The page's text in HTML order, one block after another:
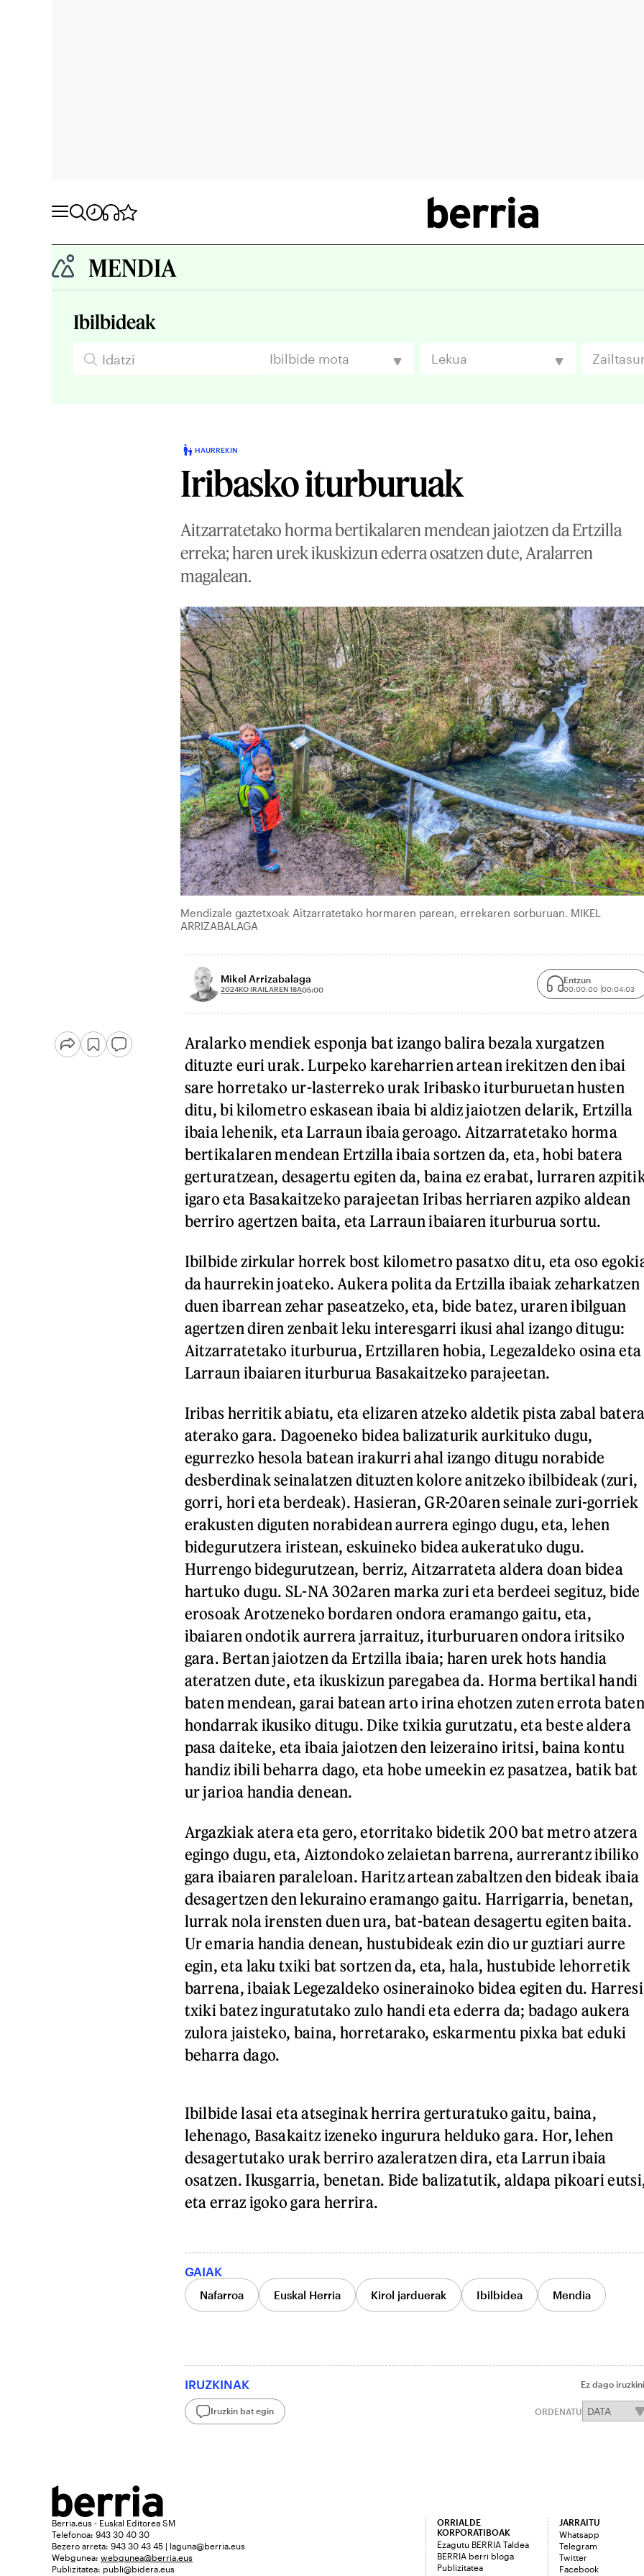
MENDIA
Ibilbideak
Ibilbide mota Lekua
HAURREKIN
Iribasko iturburuak
Aitzarratetako horma bertikalaren mendean jaiotzen da Ertzilla
erreka; haren urek ikuskizun ederra osatzen dute, Aralarren
magalean.
Mendizale gaztetxoak Aitzarratetako hormaren parean, errekaren sorburuan. MIKEL
ARRIZABALAGA
Mikel Arrizabalaga
2024KO IRAILAREN 18A05:00
Entzun
00:00:00 00:04:03
Aralarko mendiek esponja bat izango balira bezala xurgatzen
dituzte euri urak. Lurpeko kareharrien artean irekitzen den ibai
sare horretako ur-lasterreko urak Iribasko iturburuetan husten
ditu, bi kilometro eskasean ibaia bi aldiz jaiotzen delarik, Ertzilla
ibaia lehenik, eta Larraun ibaia geroago. Aitzarratetako horma
bertikalaren mendean Ertzilla ibaia sortzen da, eta, hobi batera
gerturatzean, desagertu egiten da, baina ez erabat, lurraren
igaro eta Basakaitzeko parajeetan Iribas herriaren azpiko aldean
berriro agertzen baita, eta Larraun ibaiaren iturburua sortu.
Ibilbide zirkular horrek bost kilometro pasatxo ditu, eta oso
da haurrekin joateko. Aukera polita da Ertzilla ibaiak zeharkatzen
duen ibarrean zehar paseatzeko, eta, bide batez, uraren ibilguan
agertzen diren zenbait leku interesgarri ikusi ahal izango ditugu:
Aitzarratetako iturburua, Ertzillaren hobia, Legezaldeko osina eta
Larraun ibaiaren iturburua Basakaitzeko parajeetan.
Iribas herritik abiatu, eta elizaren atzeko aldetik pista zabal
aterako gara. Dagoeneko bidea balizaturik aurkituko dugu,
egurrezko hesola batean irakurri ahal izango ditugu norabide
desberdinak seinalatzen dituzten kolore anitzeko ibilbideak (zuri,
gorri, hori eta berdeak). Hasieran, GR-20aren seinale zuri-gorriek
erakusten diguten norabidean aurrera egingo dugu, eta, lehen
bidegurutzera iristean, eskuineko bidea aukeratuko dugu.
Hurrengo bidegurutzean, berriz, Aitzarrateta aldera doan bidea
hartuko dugu. SL-NA 302aren marka zuri eta berdeei segituz, bide
erosoak Arotzeneko bordaren ondora eramango gaitu, eta,
ibaiaren ondotik aurrera jarraituz, iturburuaren ondora iritsiko
gara. Bertan jaiotzen da Ertzilla ibaia; haren urek hots handia
ateratzen dute, eta ikuskizun paregabea da. Horma bertikal handi
baten mendean, garai batean arto irina ehotzen zuten errota baten
hondarrak ikusiko ditugu. Dike txikia gurutzatu, eta beste aldera
pasa daiteke, eta ibaia jaiotzen den leizeraino iritsi, baina kontu
handiz ibili beharra dago, eta hobe umeekin ez pasatzea, batik bat
ur jarioa handia denean.
Argazkiak atera eta gero, etorritako bidetik 200 bat metro atzera
egingo dugu, eta, Aiztondoko zelaietan barrena, aurrerantz ibiliko
gara ibaiaren paraleloan. Haritz artean zabaltzen den bideak ibaia
desagertzen den lekuraino eramango gaitu. Harrigarria, benetan,
lurrak nola irensten duen ura, bat-batean desagertu egiten baita.
Ur emaria handia denean, hustubideak ezin dio ur guztiari aurre
egin, eta laku txiki bat sortzen da, eta, hala, hustubide lehorretik
barrena, ibaiak Legezaldeko osinerainoko bidea egiten du. Harresi
txiki batez inguratutako zulo handi eta ederra da; badago aukera
zulora jaisteko, baina, horretarako, eskarmentu pixka bat eduki
beharra dago.
Ibilbide lasai eta atseginak herrira gerturatuko gaitu, baina,
lehenago, Basakaitz izeneko ingurura helduko gara. Hor, lehen
desagertutako urak berriro azaleratzen dira, eta Larrun ibaia
osatzen. Ikusgarria, benetan. Bide balizatutik, aldapa pikoari
eta erraz igoko gara herrira.
GAIAK
Nafarroa Euskal Herria Kirol jarduerak Ibilbidea Mendia
IRUZKINAK Ez dago
Iruzkin bat egin ORDENATU
Berria.eus - Euskal Editorea SM
Telefonoa: 943 30 40 30
Bezero arreta: 943 30 43 45 | laguna@berria.eus
Webgunea: webgunea@berria.eus
Publizitatea: publi@bidera.eus
ORRIALDE
KORPORATIBOAK
Ezagutu BERRIA Taldea
BERRIA berri bloga
Publizitatea
JARRAITU
Whatsapp
Telegram
Twitter
Facebook